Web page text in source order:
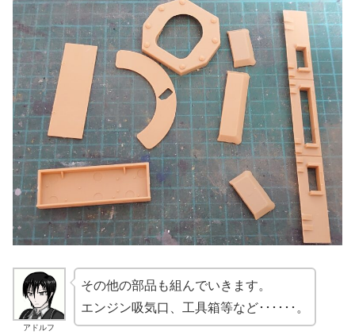
アドルフ
その他の部品も組んでいきます。
エンジン吸気口、工具箱等など･･････。